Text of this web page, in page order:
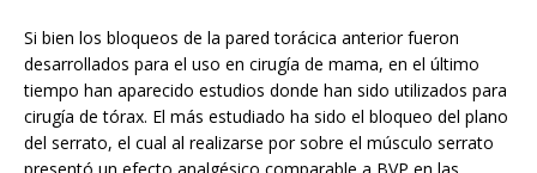
Si bien los bloqueos de la pared torácica anterior fueron
desarrollados para el uso en cirugía de mama, en el último
tiempo han aparecido estudios donde han sido utilizados para
cirugía de tórax. El más estudiado ha sido el bloqueo del plano
del serrato, el cual al realizarse por sobre el músculo serrato
presentó un efecto analgésico comparable a BVP en las